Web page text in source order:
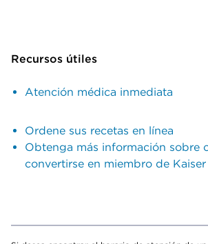
Recursos útiles
Atención médica inmediata
Ordene sus recetas en línea
Obtenga más información sobre
convertirse en miembro de